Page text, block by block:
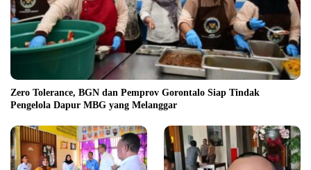
Zero Tolerance, BGN dan Pemprov Gorontalo Siap Tindak
Pengelola Dapur MBG yang Melanggar